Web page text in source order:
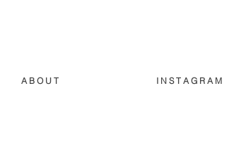
A B O U T I N S T A G R A M